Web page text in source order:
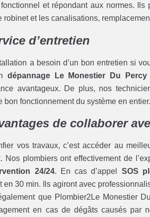
et répondant aux normes.
robinet et les canalisations,
d’entretien
a besoin d’un bon entretien si
dépannage Le Monestier Du Percy
avantageux. De plus, nos
bon fonctionnement du système en entier.
de collaborer
vos travaux, c’est accéder au
Nos plombiers ont effectivement de
24/24. En cas d’appel SOS
en 30 min. Ils agiront avec
que Plombier2Le Monestier
en cas de dégâts causés par